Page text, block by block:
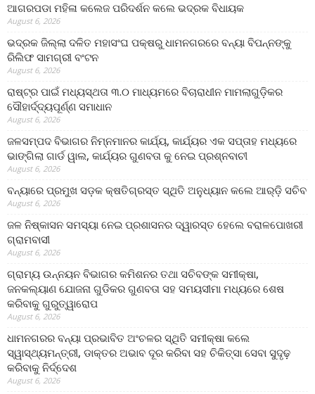
ଆଗରପଡା ମହିଳା କଲେଜ ପରିଦର୍ଶନ କଲେ ଭଦ୍ରକ ବିଧାୟକ
August 6, 2026
ଭଦ୍ରକ ଜିଲ୍ଲା ଦଳିତ ମହାସଂଘ ପକ୍ଷରୁ ଧାମନଗରରେ ବନ୍ୟା ବିପନ୍ନଙ୍କୁ
ରିଲିଫ ସାମଗ୍ରୀ ବଂଟନ
August 6, 2026
ରାଷ୍ଟ୍ର ପାଇଁ ମଧ୍ୟସ୍ଥତା ୩.୦ ମାଧ୍ୟମରେ ବିଚାରାଧୀନ ମାମଲାଗୁଡ଼ିକର
ସୌହାର୍ଦ୍ଦ୍ୟପୂର୍ଣ୍ଣ ସମାଧାନ
August 6, 2026
ଜଳସମ୍ପଦ ବିଭାଗର ନିମ୍ନମାନର କାର୍ଯ୍ୟ, କାର୍ଯ୍ୟର ଏକ ସପ୍ତାହ ମଧ୍ୟରେ
ଭାଙ୍ଗିଲା ଗାର୍ଡ ୱାଲ, କାର୍ଯ୍ୟର ଗୁଣବତା କୁ ନେଇ ପ୍ରଶ୍ନବାଚୀ
August 6, 2026
ବନ୍ୟାରେ ପ୍ରମୁଖ ସଡ଼କ କ୍ଷତିଗ୍ରସ୍ତ ସ୍ଥିତି ଅନୁଧ୍ୟାନ କଲେ ଆର୍‌ଡ଼ି ସଚିବ
August 6, 2026
ଜଳ ନିଷ୍କାସନ ସମସ୍ୟା ନେଇ ପ୍ରଶାସନର ଦ୍ୱାରସ୍ତ ହେଲେ ବରାଳପୋଖରୀ
ଗ୍ରାମବାସୀ
August 6, 2026
ଗ୍ରାମ୍ୟ ଉନ୍ନୟନ ବିଭାଗର କମିଶନର ତଥା ସଚିବଙ୍କ ସମୀକ୍ଷା,
ଜନକଲ୍ୟାଣ ଯୋଜନା ଗୁଡିକର ଗୁଣବତା ସହ ସମୟସୀମା ମଧ୍ୟରେ ଶେଷ
କରିବାକୁ ଗୁରୁତ୍ୱାରୋପ
August 6, 2026
ଧାମନଗରର ବନ୍ୟା ପ୍ରଭାବିତ ଅଂଚଳର ସ୍ଥିତି ସମୀକ୍ଷା କଲେ
ସ୍ୱାସ୍ଥ୍ୟମନ୍ତ୍ରୀ, ଡାକ୍ତର ଅଭାବ ଦୂର କରିବା ସହ ଚିକିତ୍ସା ସେବା ସୁଦୃଢ଼
କରିବାକୁ ନିର୍ଦ୍ଦେଶ
August 6, 2026